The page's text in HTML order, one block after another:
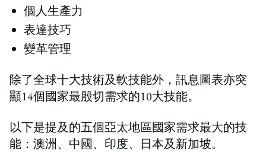
個人生產力
表達技巧
變革管理
除了全球十大技術及軟技能外，訊息圖表亦突
顯14個國家最殷切需求的10大技能。
以下是提及的五個亞太地區國家需求最大的技
能：澳洲、中國、印度、日本及新加坡。